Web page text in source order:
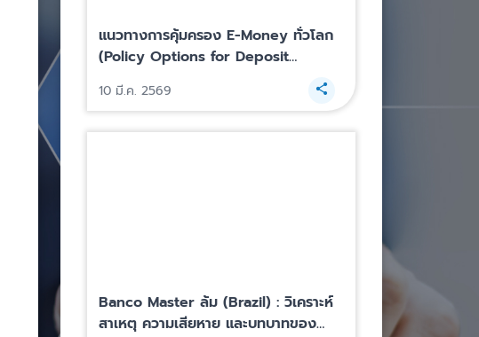
แนวทางการคุ้มครอง E-Money ทั่วโลก
(Policy Options for Deposit
10 มี.ค. 2569
Banco Master ล้ม (Brazil) : วิเคราะห์
สาเหตุ ความเสียหาย และบทบาทของ